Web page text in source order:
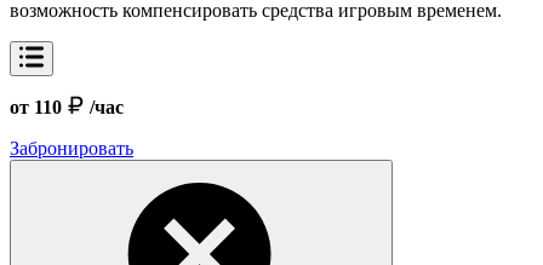
возможность компенсировать средства игровым временем.
от 110
/час
Забронировать